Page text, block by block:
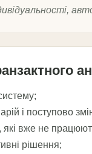
і поступово
які вже не
рішення;